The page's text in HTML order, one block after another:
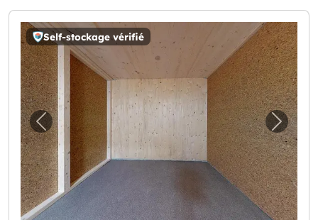
Self-stockage vérifié
Image précédente pour "Lager-, Büro-,